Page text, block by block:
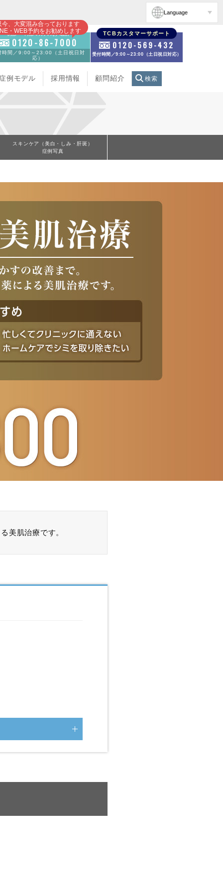
Language
今、大変混み合っております
・WEB予約をお勧めします
初診・再診の方のお電話
0120-86-7000
時間／9:00～23:00（土日祝日対
応）
TCBカスタマーサポート
0120-569-432
受付時間／9:00～23:00（土日祝日対応）
例モデル 採用情報 顧問紹介 検索
スキンケア（美白・しみ・肝斑）
症例写真
美肌治療です。